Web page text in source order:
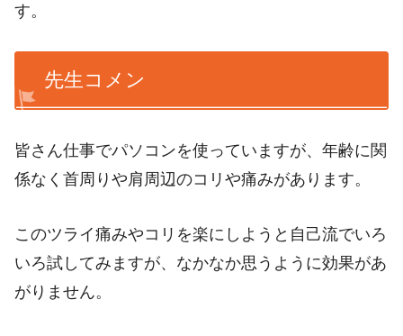
す。
先生コメン
皆さん仕事でパソコンを使っていますが、年齢に関
係なく首周りや肩周辺のコリや痛みがあります。
このツライ痛みやコリを楽にしようと自己流でいろ
いろ試してみますが、なかなか思うように効果があ
がりません。